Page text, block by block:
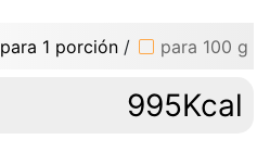
para 1 porción / para 100 g
995Kcal